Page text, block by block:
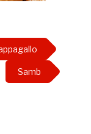
Samb